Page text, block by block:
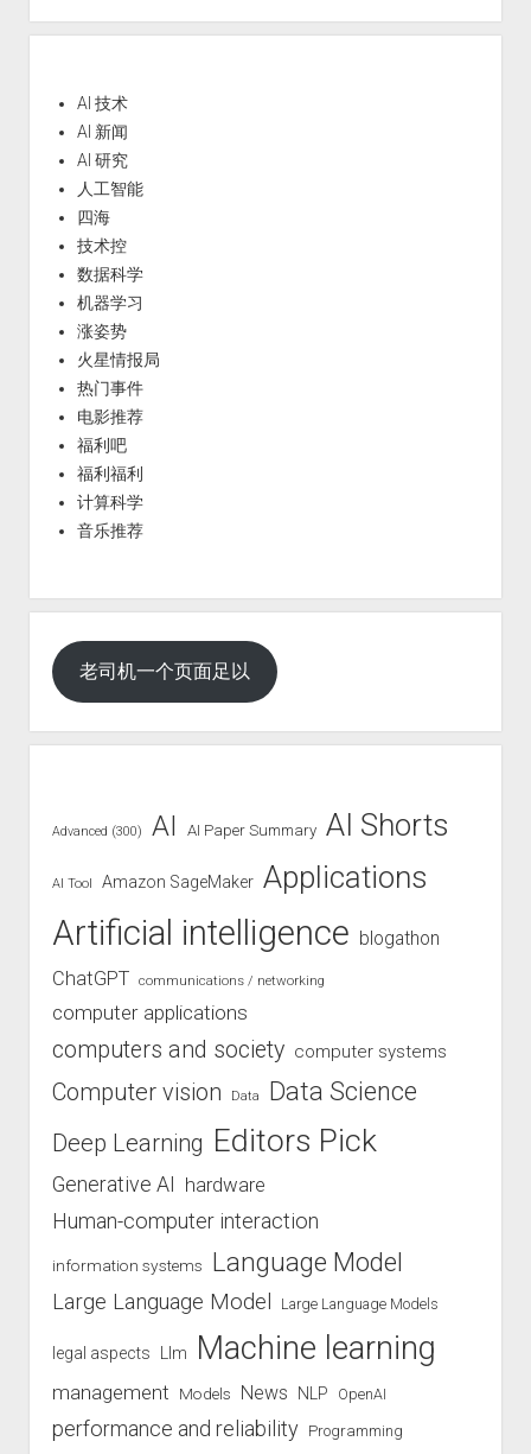
AI 技术
AI 新闻
AI 研究
人工智能
四海
技术控
数据科学
机器学习
涨姿势
火星情报局
热门事件
电影推荐
福利吧
福利福利
计算科学
音乐推荐
老司机一个页面足以
Advanced (300) AI AI Paper Summary AI Shorts
AI Tool Amazon SageMaker Applications
Artificial intelligence blogathon
ChatGPT communications / networking
computer applications
computers and society computer systems
Computer vision Data Data Science
Deep Learning Editors Pick
Generative AI hardware
Human-computer interaction
information systems Language Model
Large Language Model Large Language Models
legal aspects Llm Machine learning
management Models News NLP OpenAI
performance and reliability Programming